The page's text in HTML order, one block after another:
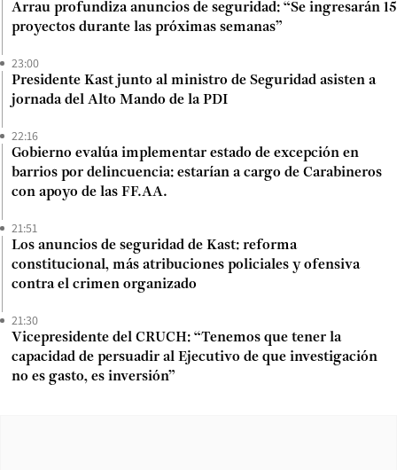
Arrau profundiza anuncios de seguridad: “Se ingresarán 15
proyectos durante las próximas semanas”
23:00
Presidente Kast junto al ministro de Seguridad asisten a
jornada del Alto Mando de la PDI
22:16
Gobierno evalúa implementar estado de excepción en
barrios por delincuencia: estarían a cargo de Carabineros
con apoyo de las FF.AA.
21:51
Los anuncios de seguridad de Kast: reforma
constitucional, más atribuciones policiales y ofensiva
contra el crimen organizado
21:30
Vicepresidente del CRUCH: “Tenemos que tener la
capacidad de persuadir al Ejecutivo de que investigación
no es gasto, es inversión”